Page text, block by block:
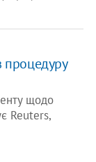
процедуру
щодо
Reuters,